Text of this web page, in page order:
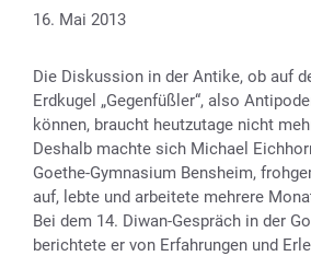
16. Mai 2013
Die Diskussion in der Antike, ob auf
Erdkugel „Gegenfüßler“, also
können, braucht heutzutage nicht
Deshalb machte sich Michael
Goethe-Gymnasium Bensheim,
auf, lebte und arbeitete mehrere
Bei dem 14. Diwan-Gespräch in der
berichtete er von Erfahrungen und